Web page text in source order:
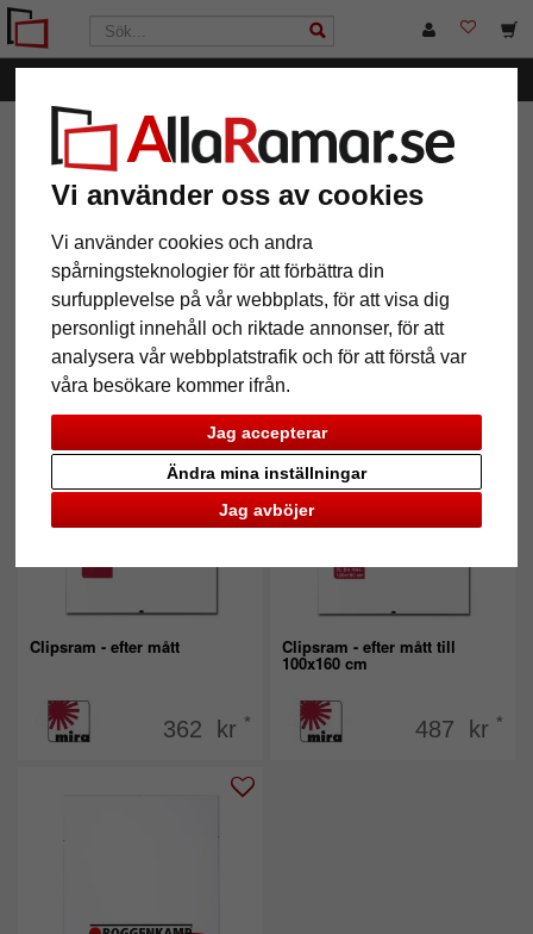
Vi använder oss av cookies
Vi använder cookies och andra
spårningsteknologier för att förbättra din
surfupplevelse på vår webbplats, för att visa dig
personligt innehåll och riktade annonser, för att
analysera vår webbplatstrafik och för att förstå var
våra besökare kommer ifrån.
Jag accepterar
Jag avböjer
Ändra mina inställningar
AllaRamar.se Ramar efter mått Bildhållare utan ram
12 Artiklar Populärast
Grid
Clipsram - efter mått
362 kr *
Clipsram - efter mått till
100x160 cm
487 kr *